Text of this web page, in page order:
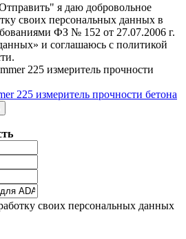
я даю добровольное
своих персональных данных в
ФЗ № 152 от 27.07.2006 г.
и соглашаюсь с политикой
225 измеритель прочности бетона
своих персональных данных